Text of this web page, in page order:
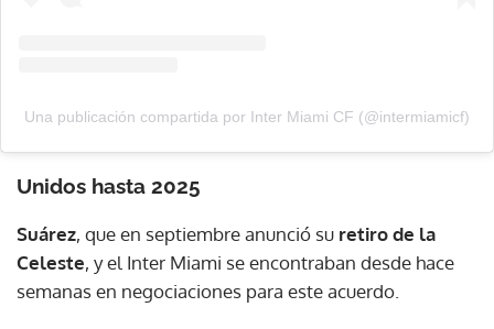
Una publicación compartida por Inter Miami CF (@intermiamicf)
Unidos hasta 2025
Suárez, que en septiembre anunció su retiro de la
Celeste, y el Inter Miami se encontraban desde hace
semanas en negociaciones para este acuerdo.